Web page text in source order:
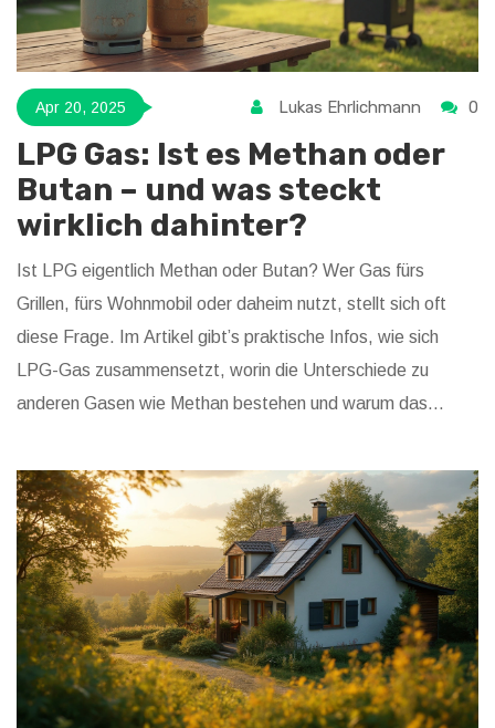
Apr 20, 2025 Lukas Ehrlichmann 0
LPG Gas: Ist es Methan oder
Butan – und was steckt
wirklich dahinter?
Ist LPG eigentlich Methan oder Butan? Wer Gas fürs
Grillen, fürs Wohnmobil oder daheim nutzt, stellt sich oft
diese Frage. Im Artikel gibt’s praktische Infos, wie sich
LPG-Gas zusammensetzt, worin die Unterschiede zu
anderen Gasen wie Methan bestehen und warum das
das passende Gas wählst. Keine Theorien, sondern
knackige Antworten, die im Alltag wirklich helfen.